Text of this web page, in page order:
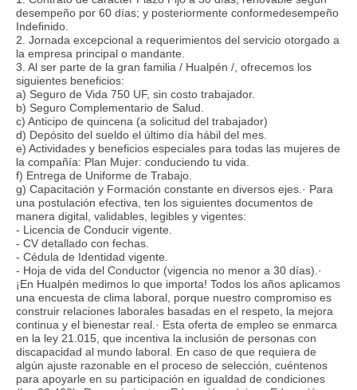
desempeño por 60 días; y posteriormente conformedesempeño
Indefinido.
2. Jornada excepcional a requerimientos del servicio otorgado a
la empresa principal o mandante.
3. Al ser parte de la gran familia / Hualpén /, ofrecemos los
siguientes beneficios:
a) Seguro de Vida 750 UF, sin costo trabajador.
b) Seguro Complementario de Salud.
c) Anticipo de quincena (a solicitud del trabajador)
d) Depósito del sueldo el último día hábil del mes.
e) Actividades y beneficios especiales para todas las mujeres de
la compañía: Plan Mujer: conduciendo tu vida.
f) Entrega de Uniforme de Trabajo.
g) Capacitación y Formación constante en diversos ejes.· Para
una postulación efectiva, ten los siguientes documentos de
manera digital, validables, legibles y vigentes:
- Licencia de Conducir vigente.
- CV detallado con fechas.
- Cédula de Identidad vigente.
- Hoja de vida del Conductor (vigencia no menor a 30 días).·
¡En Hualpén medimos lo que importa! Todos los años aplicamos
una encuesta de clima laboral, porque nuestro compromiso es
construir relaciones laborales basadas en el respeto, la mejora
continua y el bienestar real.· Esta oferta de empleo se enmarca
en la ley 21.015, que incentiva la inclusión de personas con
discapacidad al mundo laboral. En caso de que requiera de
algún ajuste razonable en el proceso de selección, cuéntenos
para apoyarle en su participación en igualdad de condiciones